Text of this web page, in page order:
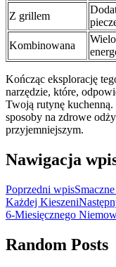
Z grillem
Kombinowana
Kończąc eksplorację
narzędzie, które,
Twoją rutynę
sposoby na zdrowe
przyjemniejszym.
Nawigacja
Poprzedni wpis
Każdej Kieszeni
6-Miesięcznego
Random Posts